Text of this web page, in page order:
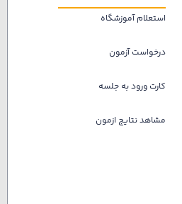
استعلام آموزشگاه
درخواست آزمون
کارت ورود به جلسه
مشاهد نتایج ازمون